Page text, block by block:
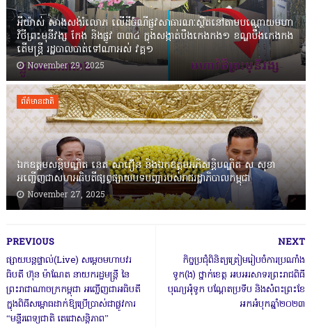
អីយ៉ាស់ សាងសង់រំលោភ លើដីចំណីផ្លូវសាធារណៈស្ថិតនៅតាមបណ្ដោយមហា
វិថីព្រះមុនីវង្ស កែង និងផ្លូវ ៣៣៤ ក្នុងសង្កាត់បឹងកេងកង១ ខណ្ឌបឹងកេងកង
តើមន្ត្រី រដ្ឋបាលបាត់ទៅណាអស់ វគ្គ១
November 29, 2025
ព័ត៌មានជាតិ
ឯកឧត្តមសន្តិបណ្ឌិត នេត សាវឿន និងឯកឧត្តមអភិសន្តិបណ្ឌិត ស សុខា
អញ្ជើញជាសហអធិបតីផ្សព្វផ្សាយបទបញ្ជារបស់រាជរដ្ឋាភិបាលកម្ពុជា
November 27, 2025
NEXT
កិច្ចប្រជុំពិនិត្យត្រៀមរៀបចំការប្រណាំង
ទូក(ង) ថ្នាក់ខេត្ត អបអរសាទរព្រះរាជពិធី
បុណ្យអុំទូក បណ្ដែតប្រទីប និងសំពះព្រះខែ
អកអំបុកឆ្នាំ២០២៣
PREVIOUS
ផ្សាយបន្តផ្ទាល់(Live) សម្តេចមហាបវរ
ធិបតី ហ៊ុន ម៉ាណែត នាយករដ្ឋមន្ត្រី នៃ
ព្រះរាជាណាចក្រកម្ពុជា អញ្ជើញជាអធិបតី
ក្នុងពិធីសម្ពោធដាក់ឱ្យប្រើប្រាស់ជាផ្លូវការ
“មន្ទីរពេទ្យជាតិ​ តេជោសន្តិភាព”​